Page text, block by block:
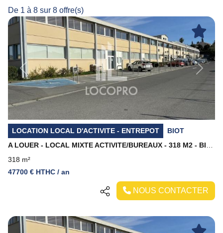
De 1 à 8 sur 8 offre(s)
Previous Next
LOCATION LOCAL D'ACTIVITE - ENTREPOT
BIOT
318 m²
47700 € HTHC / an
NOUS CONTACTER